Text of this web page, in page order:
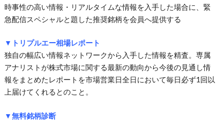
時事性の高い情報・リアルタイムな情報を入手した場合に、緊
急配信スペシャルと題した推奨銘柄を会員へ提供する
▼トリプルエー相場レポート
独自の幅広い情報ネットワークから入手した情報を精査。専属
アナリストが株式市場に関する最新の動向から今後の見通し情
報をまとめたレポートを市場営業日全日において毎日必ず1回以
上届けてくれるとのこと。
▼無料銘柄診断